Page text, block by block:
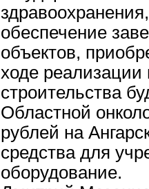
обеспечение
объектов,
ходе
строительства
Областной
рублей на
средства для
оборудование.